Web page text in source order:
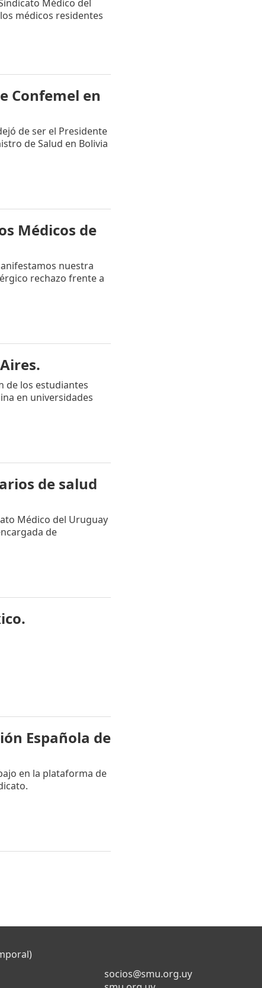
Médico del
médicos residentes
Confemel en
de ser el Presidente
de Salud en Bolivia
Médicos de
nuestra
rechazo frente a
de los estudiantes
en universidades
de salud
Médico del Uruguay
de
Española de
en la plataforma de
socios@smu.org.uy